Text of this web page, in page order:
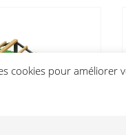
cookies pour